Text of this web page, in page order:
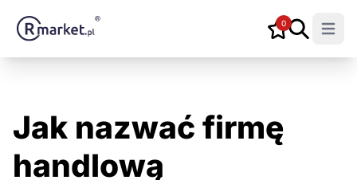
0
Open
Jak nazwać firmę
handlową